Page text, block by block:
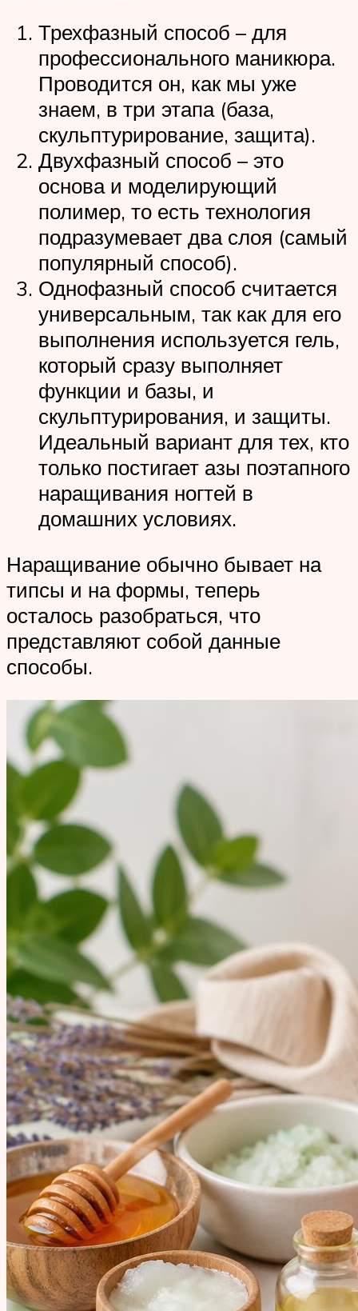
Трехфазный способ – для
профессионального маникюра.
Проводится он, как мы уже
знаем, в три этапа (база,
скульптурирование, защита).
Двухфазный способ – это
основа и моделирующий
полимер, то есть технология
подразумевает два слоя (самый
популярный способ).
Однофазный способ считается
универсальным, так как для его
выполнения используется гель,
который сразу выполняет
функции и базы, и
скульптурирования, и защиты.
Идеальный вариант для тех, кто
только постигает азы поэтапного
наращивания ногтей в
домашних условиях.
Наращивание обычно бывает на
типсы и на формы, теперь
осталось разобраться, что
представляют собой данные
способы.